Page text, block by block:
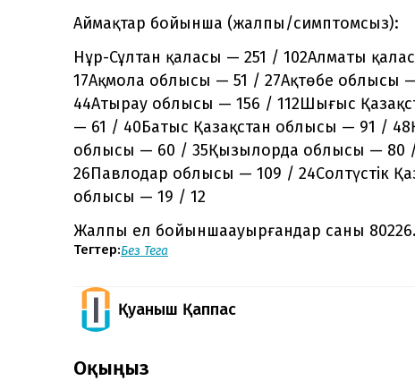
Аймақтар бойынша (жалпы/симптомсыз):
Нұр-Сұлтан қаласы — 251 / 102Алматы
17Ақмола облысы — 51 / 27Ақтөбе облысы
44Атырау облысы — 156 / 112Шығыс
— 61 / 40Батыс Қазақстан облысы — 91 /
облысы — 60 / 35Қызылорда облысы — 80
26Павлодар облысы — 109 / 24Солтүстік
облысы — 19 / 12
Жалпы ел бойыншаауырғандар саны 80226.
Тегтер:Без Тега
Қуаныш Қаппас
Оқыңыз